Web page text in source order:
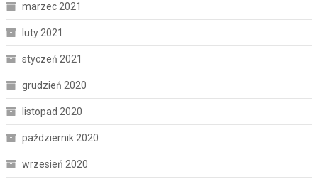
marzec 2021
luty 2021
styczeń 2021
grudzień 2020
listopad 2020
październik 2020
wrzesień 2020